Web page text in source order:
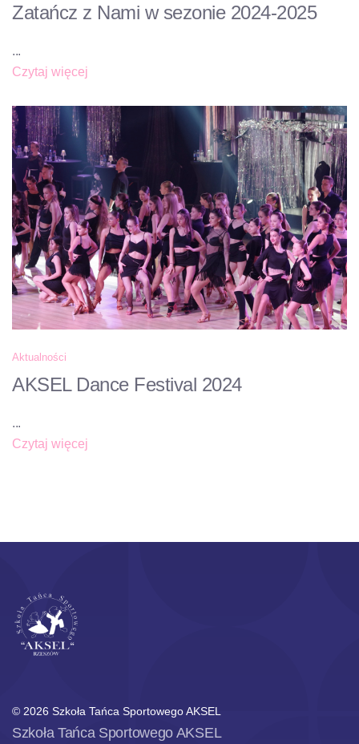
Zatańcz z Nami w sezonie 2024-2025
...
Czytaj więcej
AKSEL Dance Festival 2024
Aktualności
...
Czytaj więcej
© 2026 Szkoła Tańca Sportowego AKSEL
Szkoła Tańca Sportowego AKSEL